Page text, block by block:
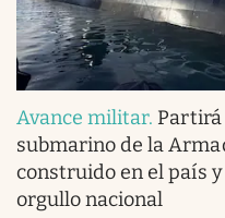
Avance militar. Partirá
submarino de la
construido en el país
orgullo nacional